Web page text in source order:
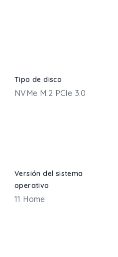
Tipo de disco
NVMe M.2 PCIe 3.0
Versión del sistema
operativo
11 Home